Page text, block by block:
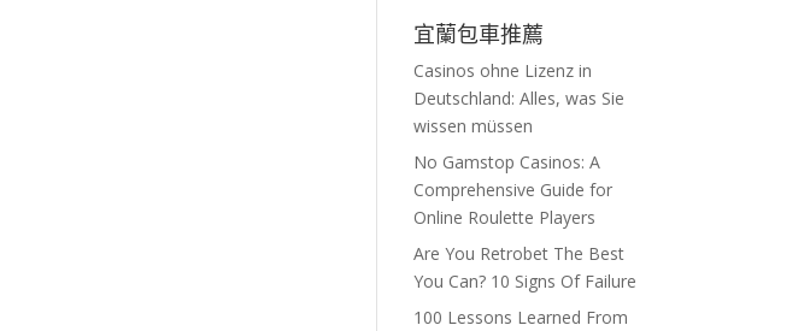
宜蘭包車推薦
Casinos ohne Lizenz in
Deutschland: Alles, was Sie
wissen müssen
No Gamstop Casinos: A
Comprehensive Guide for
Online Roulette Players
Are You Retrobet The Best
You Can? 10 Signs Of Failure
100 Lessons Learned From